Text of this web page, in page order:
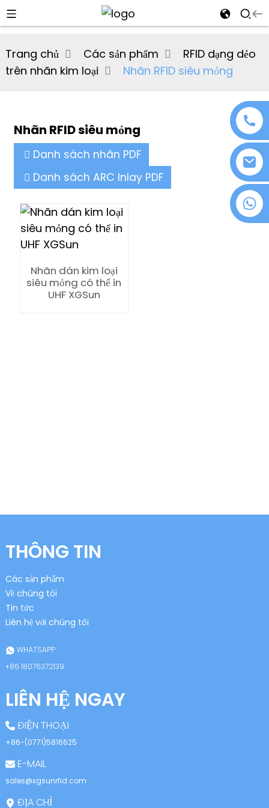
Trang chủ Các sản phẩm
RFID dạng dẻo
trên nhãn kim loại
Nhãn RFID siêu mỏng
Nhãn RFID siêu mỏng
Danh sách nhãn PDF
Danh sách ARC Inlay PDF
Nhãn dán kim loại
siêu mỏng có thể in
UHF XGSun
THÔNG TIN
Các sản phẩm
Về chúng tôi
Tin tức
Liên hệ với chúng tôi
WHATSAPP
+86 18076372139
LIÊN HỆ NGAY
ĐIỆN THOẠI
+86-(0771)5816625
E-MAIL
sales@xgsunrfid.com
ĐỊA CHỈ